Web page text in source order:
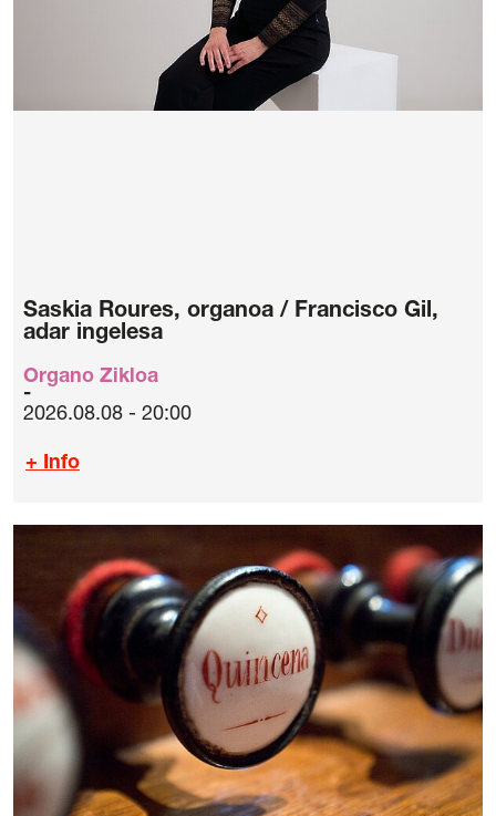
Saskia Roures, organoa / Francisco Gil,
adar ingelesa
Organo Zikloa
2026.08.08 - 20:00
+ Info